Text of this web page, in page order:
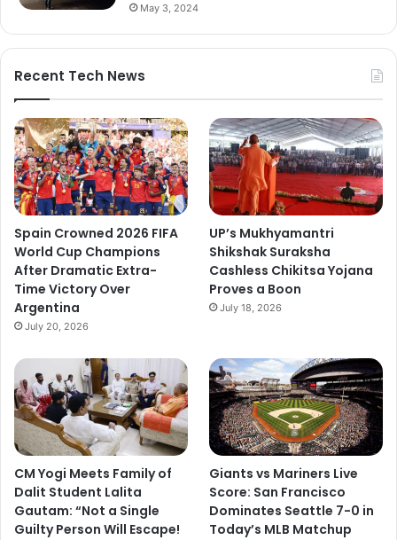
May 3, 2024
Recent Tech News
Spain Crowned 2026 FIFA
World Cup Champions
After Dramatic Extra-
Time Victory Over
Argentina
July 20, 2026
UP’s Mukhyamantri
Shikshak Suraksha
Cashless Chikitsa Yojana
Proves a Boon
July 18, 2026
CM Yogi Meets Family of
Dalit Student Lalita
Gautam: “Not a Single
Guilty Person Will Escape!
Giants vs Mariners Live
Score: San Francisco
Dominates Seattle 7-0 in
Today’s MLB Matchup